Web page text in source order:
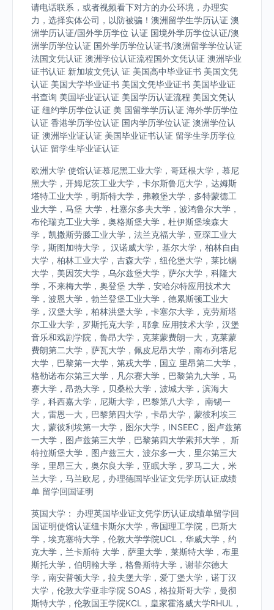
请电话联系，或者视频看下对方的办公环境，办理实
力，选择实体公司，以防被骗！澳洲留学生学历认证 澳
洲学历认证/国外学历学位 认证 国境外学历学位认证/澳
洲学历学位认证 国外学历学位认证书/澳洲留学学位认证
法国文凭认证 澳洲学位认证流程国外文凭认证 澳洲毕业
证书认证 新加坡文凭认 证 美国高中毕业证书 美国文凭
认证 美国大学毕业证书 美国文凭毕业证书 美国毕业证
书查询 美国毕业证认证 美国学历认证流程 美国文凭认
证 纽约学历学位认证 美 国留学学历认证 海外学历学位
认证 香港学历学位认证 国内学历学位认证 澳洲学位认
证 澳洲毕业证认证 美国毕业证书认证 留学生学历学位
认证 留学生毕业证认证
欧洲大学 使馆认证慕尼黑工业大学，哥廷根大学，慕尼
黑大学，开姆尼茨工业大学，卡尔斯鲁厄大学，达姆斯
塔特工业大学，明斯特大学，弗赖堡大学，多特蒙德工
业大学，马堡 大学，杜塞尔多夫大学，波鸿鲁尔大学，
布伦瑞克工业大学，奥格斯堡大学，杜伊斯堡埃森大
学，凯撒斯劳滕工业大学，法兰克福大学，亚琛工业大
学，斯图加特大学， 汉诺威大学，基尔大学，柏林自由
大学，柏林工业大学，吉森大学，纽伦堡大学，莱比锡
大学，美因茨大学，乌尔兹堡大学，萨尔大学，科隆大
学，不来梅大学，奥登堡 大学，安哈尔特应用技术大
学，波恩大学，勃兰登堡工业大学，德累斯顿工业大
学，汉堡大学，柏林洪堡大学，卡塞尔大学，克劳斯塔
尔工业大学，罗斯托克大学，耶拿 应用技术大学，汉堡
音乐和戏剧学院，鲁昂大学，克莱蒙费朗一大，克莱蒙
费朗第二大学，萨瓦大学，佩皮尼昂大学，南布列塔尼
大学，巴黎第一大学，第戎大学，国立 里昂第二大学，
格勒诺布尔第三大学，凡尔赛大学，巴黎第九大学，马
赛大学，昂热大学，贝桑松大学，波城大学，滨海大
学，科西嘉大学，尼斯大学，巴黎第八大学， 南锡一
大，雷恩一大，巴黎第四大学，卡昂大学，蒙彼利埃三
大，蒙彼利埃第一大学，图尔大学，INSEEC，图卢兹第
一大学，图卢兹第三大学，巴黎第四大学索邦大学， 斯
特拉斯堡大学，图卢兹三大，波尔多一大，里尔第三大
学，里昂三大，奥尔良大学，亚眠大学，罗马二大，米
兰大学，马兰欧尼，办理德国毕业证文凭学历认证成绩
单 留学回国证明
英国大学： 办理英国毕业证文凭学历认证成绩单留学回
国证明使馆认证纽卡斯尔大学，帝国理工学院，巴斯大
学，埃克塞特大学，伦敦大学学院UCL，华威大学，约
克大学，兰卡斯特 大学，萨里大学，莱斯特大学，布里
斯托大学，伯明翰大学，格鲁斯特大学，谢菲尔德大
学，南安普顿大学，拉夫堡大学，爱丁堡大学，诺丁汉
大学，伦敦大学亚非学院 SOAS，格拉斯哥大学，曼彻
斯特大学，伦敦国王学院KCL，皇家霍洛威大学RHUL，